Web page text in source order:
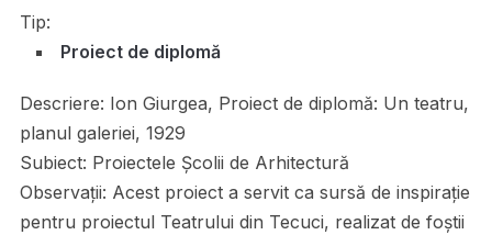
Tip:
Proiect de diplomă
Descriere: Ion Giurgea, Proiect de diplomă: Un teatru,
planul galeriei, 1929
Subiect: Proiectele Școlii de Arhitectură
Observații: Acest proiect a servit ca sursă de inspirație
pentru proiectul Teatrului din Tecuci, realizat de foștii